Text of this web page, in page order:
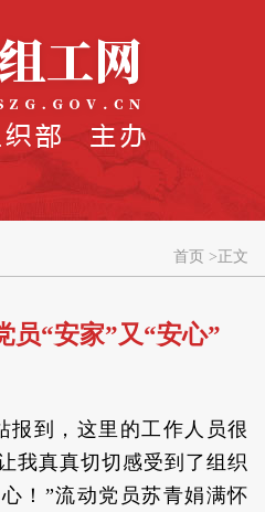
首页 > 正文
员“安家”又“安心”
报到，这里的工作人员很
我真真切切感受到了组织
！”流动党员苏青娟满怀